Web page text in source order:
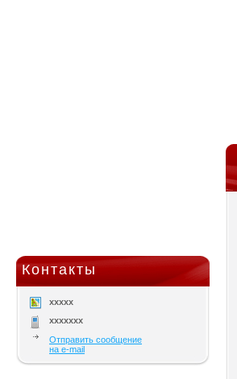
Контакты
xxxxx
xxxxxxx
Отправить сообщение
на e-mail